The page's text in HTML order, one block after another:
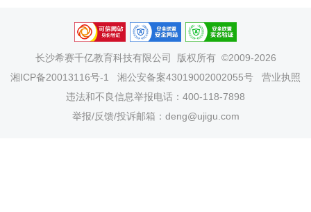
长沙希赛千亿教育科技有限公司
版权所有 ©2009-2026
湘ICP备20013116号-1
湘公安备案43019002002055号
营业执照
违法和不良信息举报电话：400-118-7898
举报/反馈/投诉邮箱：deng@ujigu.com